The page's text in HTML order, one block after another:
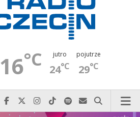
16°C jutro
24°C
pojutrze
29°C
Najlepiej po prostu do nas zadzwoń
Odwiedź nas na Facebook-u
Odwiedź nas na X
Odwiedź nas na Instagram-ie
Odwiedź nas na TikTok-u
Szukaj nas na Spotify
Wyślij do nas
Szukaj